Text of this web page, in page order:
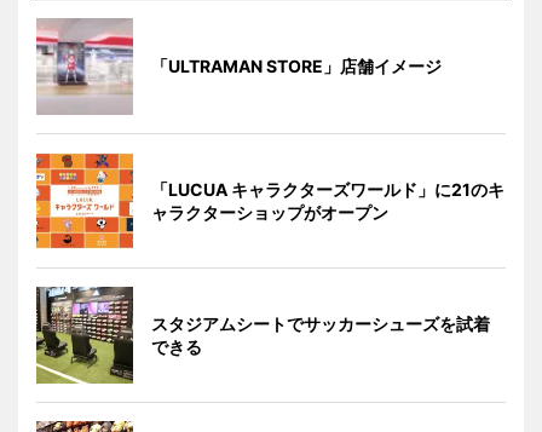
「ULTRAMAN STORE」店舗イメージ
「LUCUA キャラクターズワールド」に21のキ
ャラクターショップがオープン
スタジアムシートでサッカーシューズを試着
できる